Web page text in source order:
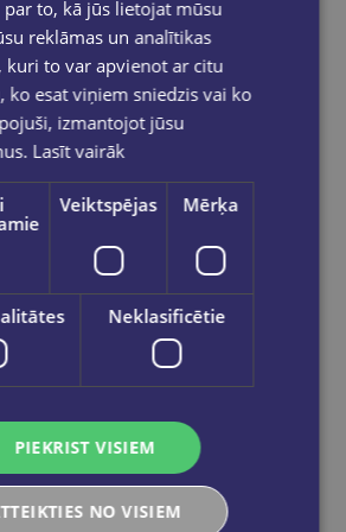
būs gatavs saņemšanai, saņemsi
vai SMS.
to, kā jūs lietojat mūsu
reklāmas un analītikas
kuri to var apvienot ar citu
ko esat viņiem sniedzis vai ko
izmantojot jūsu
Lasīt vairāk
Veiktspējas Mērķa
Neklasificētie
PIEKRIST VISIEM
NO VISIEM